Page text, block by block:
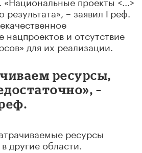
– заявил Греф.
нацпроектов и отсутствие
для их реализации.
ресурсы,
–
ресурсы
другие области.